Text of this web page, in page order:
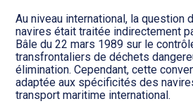
Au niveau international, la question
navires était traitée indirectement
Bâle du 22 mars 1989 sur le
transfrontaliers de déchets
élimination. Cependant, cette
adaptée aux spécificités des
transport maritime international.